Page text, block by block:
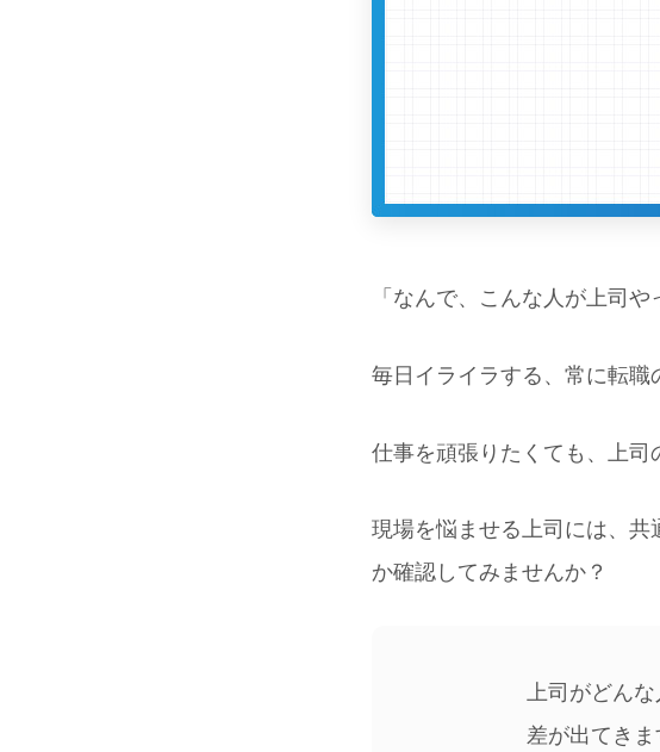
「なんで、こんな人が上司や
毎日イライラする、常に転職
仕事を頑張りたくても、上司
現場を悩ませる上司には、
か確認してみませんか？
上司がどん
差が出てき